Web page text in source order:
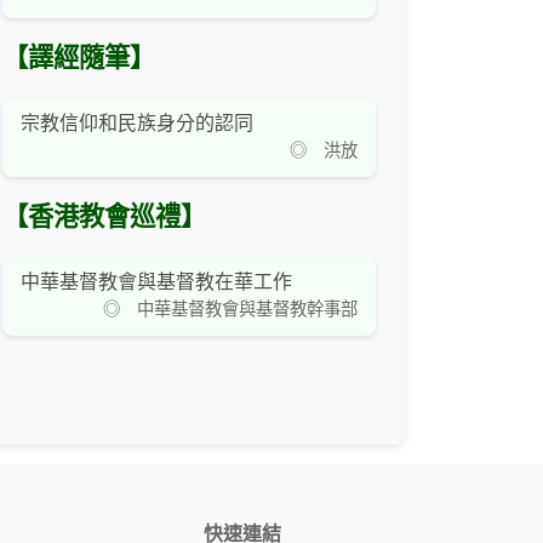
【譯經隨筆】
宗教信仰和民族身分的認同
◎ 洪放
【香港教會巡禮】
中華基督教會與基督教在華工作
◎ 中華基督教會與基督教幹事部
快速連結